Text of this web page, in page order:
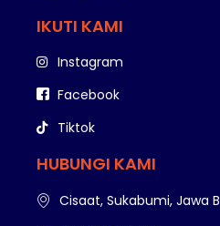
IKUTI KAMI
Instagram
Facebook
Tiktok
HUBUNGI KAMI
Cisaat, Sukabumi, Jawa